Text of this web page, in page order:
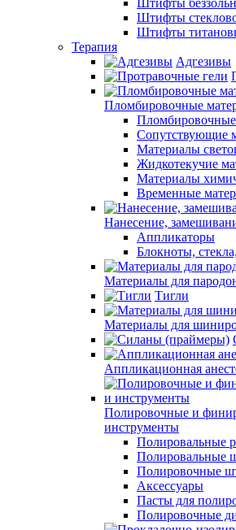
Штифты
Штифты
Штифты
Терапия
Адгезивы
Пломбировочные
Сопутствующие
Материалы
Жидкотекучие
Материалы
Временные
Нанесение,
Аппликаторы
Блокноты,
Материалы для
Тигли
Материалы для
Аппликационная
Полировочные и
инструменты
Полировальные
Полировальные
Полировочные
Аксессуары
Пасты для
Полировочные